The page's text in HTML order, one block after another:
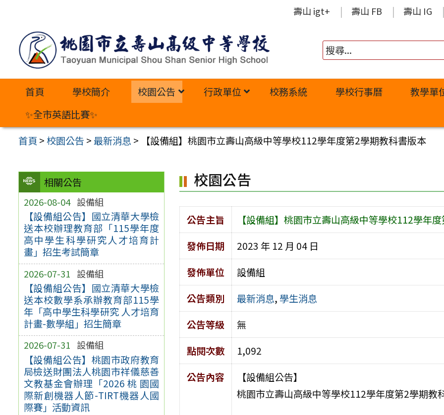
內
壽山 igt+ 壽山 FB 壽山 IG
首頁 學校簡介 校園公告 行政單位 校務系統 學校行事曆
教學單
✨全市英語比賽✨
首頁 >校園公告 >最新消息 > 【設備組】桃園市立壽山高級中等學校112學年度第2學期教科書版本
相關公告
2026-08-04 設備組
【設備組公告】國立清華大學檢
送本校辦理教育部「115學年度
高中學生科學研究人才培育計
畫」招生考試簡章
2026-07-31 設備組
【設備組公告】國立清華大學檢
送本校數學系承辦教育部115學
年「高中學生科學研究 人才培育
計畫-數學組」招生簡章
2026-07-31 設備組
【設備組公告】桃園市政府教育
局檢送財團法人桃園市祥儀慈善
文教基金會辦理「2026 桃 園國
際新創機器人節-TIRT機器人國
際賽」活動資訊
校園公告
公告主旨
【設備組】桃園市立壽山高級中等學校112學年
發佈日期
2023 年 12 月 04 日
發佈單位
設備組
公告類別
最新消息, 學生消息
公告等級
無
點閱次數
1,092
公告內容
【設備組公告】
桃園市立壽山高級中等學校112學年度第2學期教